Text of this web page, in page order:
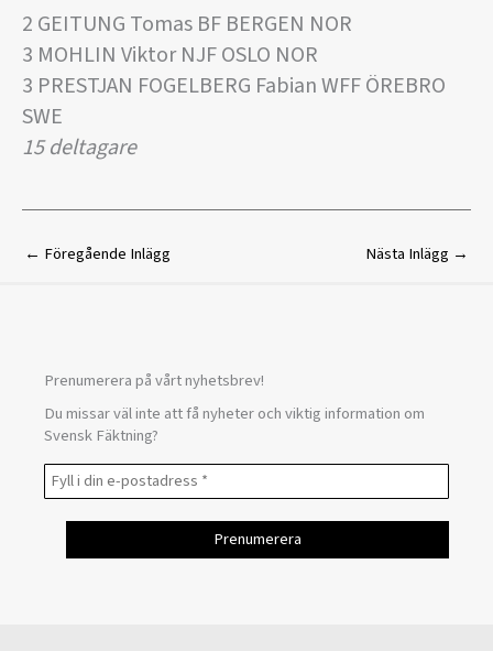
2 GEITUNG Tomas BF BERGEN NOR
3 MOHLIN Viktor NJF OSLO NOR
3 PRESTJAN FOGELBERG Fabian WFF ÖREBRO
SWE
15 deltagare
← Föregående Inlägg Nästa Inlägg →
Prenumerera på vårt nyhetsbrev!
Du missar väl inte att få nyheter och viktig information om
Svensk Fäktning?